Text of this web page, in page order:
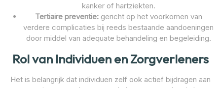
kanker of hartziekten.
Tertiaire preventie:gericht op het voorkomen van
verdere complicaties bij reeds bestaande aandoeningen
door middel van adequate behandeling en begeleiding.
Rol van Individuen en Zorgverleners
Het is belangrijk dat individuen zelf ook actief bijdragen aan